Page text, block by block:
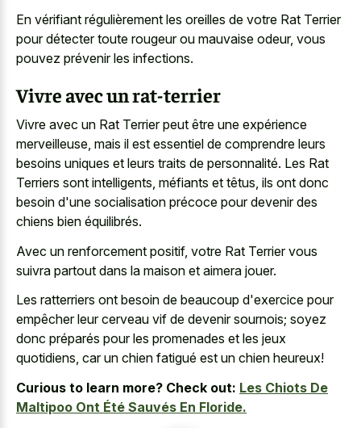
En vérifiant régulièrement les oreilles de votre Rat Terrier
pour détecter toute rougeur ou mauvaise odeur, vous
pouvez prévenir les infections.
Vivre avec un rat-terrier
Vivre avec un Rat Terrier peut être une expérience
merveilleuse, mais il est essentiel de comprendre leurs
besoins uniques et leurs traits de personnalité. Les Rat
Terriers sont intelligents, méfiants et têtus, ils ont donc
besoin d'une socialisation précoce pour devenir des
chiens bien équilibrés.
Avec un renforcement positif, votre Rat Terrier vous
suivra partout dans la maison et aimera jouer.
Les ratterriers ont besoin de beaucoup d'exercice pour
empêcher leur cerveau vif de devenir sournois; soyez
donc préparés pour les promenades et les jeux
quotidiens, car un chien fatigué est un chien heureux!
Curious to learn more? Check out: Les Chiots De
Maltipoo Ont Été Sauvés En Floride.